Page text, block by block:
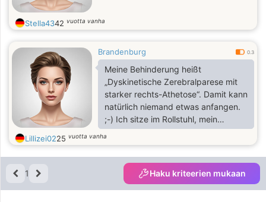
Stella4342 vuotta vanha
Brandenburg 0.3
Meine Behinderung heißt
„Dyskinetische Zerebralparese mit
starker rechts-Athetose“. Damit kann
natürlich niemand etwas anfangen.
;-) Ich sitze im Rollstuhl, mein
Oberkörper und insbesondere meine
Arme sind ständig in unkontrollierter
Bewegung, weswegen ich alles mit
meinen Füßen mache. Da ich mich
kontinuierlich bewege, kann ich
Lillizei0225 vuotta vanha
1 Haku kriteerien mukaan